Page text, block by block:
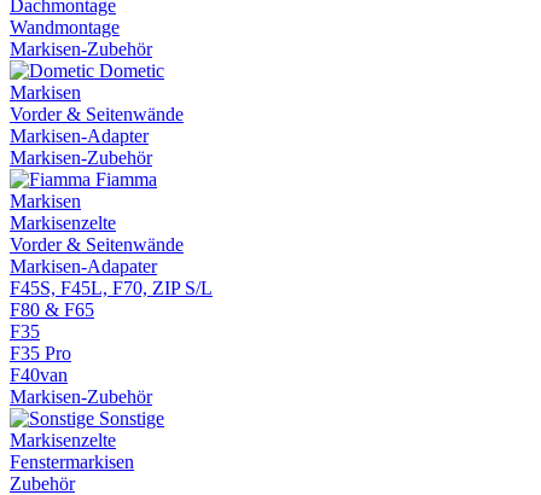
Dachmontage
Wandmontage
Markisen-Zubehör
Dometic
Markisen
Vorder & Seitenwände
Markisen-Adapter
Markisen-Zubehör
Fiamma
Markisen
Markisenzelte
Vorder & Seitenwände
Markisen-Adapater
F45S, F45L, F70, ZIP S/L
F80 & F65
F35
F35 Pro
F40van
Markisen-Zubehör
Sonstige
Markisenzelte
Fenstermarkisen
Zubehör